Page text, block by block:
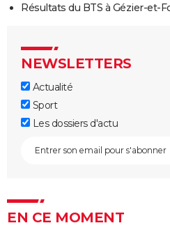
Résultats du BTS à Gézier-et-
NEWSLETTERS
Actualité
Sport
Les dossiers d'actu
EN CE MOMENT